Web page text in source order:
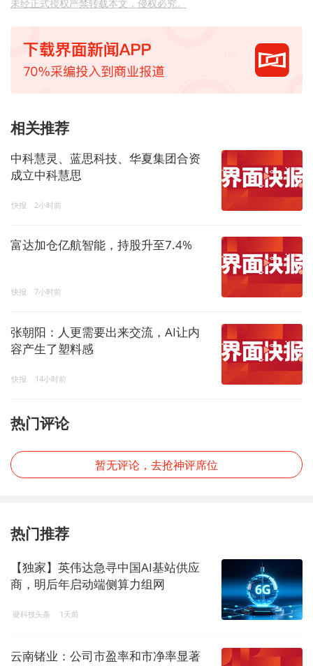
未经正式授权严禁转载本文，侵权必究。
相关推荐
中科慧灵、蓝思科技、华夏集团合资
成立中科慧思
快报 2小时前
富达加仓亿航智能，持股升至7.4%
快报 7小时前
张朝阳：人更需要出来交流，AI让内
容产生了塑料感
快报 14小时前
热门评论
暂无评论，去抢神评席位
热门推荐
【独家】英伟达急寻中国AI基站供应
商，明后年启动端侧算力组网
硬科技头条 1天前
云南锗业：公司市盈率和市净率显著